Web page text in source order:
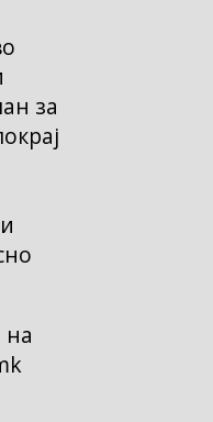
за
на